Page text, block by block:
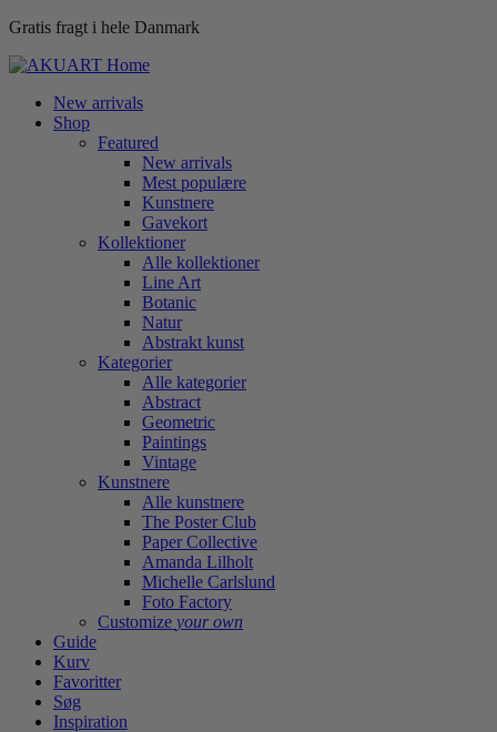
Gratis fragt i hele Danmark
New arrivals
Shop
Featured
New arrivals
Mest populære
Kunstnere
Gavekort
Kollektioner
Alle kollektioner
Line Art
Botanic
Natur
Abstrakt kunst
Kategorier
Alle kategorier
Abstract
Geometric
Paintings
Vintage
Kunstnere
Alle kunstnere
The Poster Club
Paper Collective
Amanda Lilholt
Michelle Carlslund
Foto Factory
Customize your own
Guide
Kurv
Favoritter
Søg
Inspiration